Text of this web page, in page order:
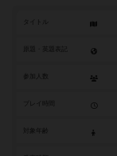
タイトル
参加人数